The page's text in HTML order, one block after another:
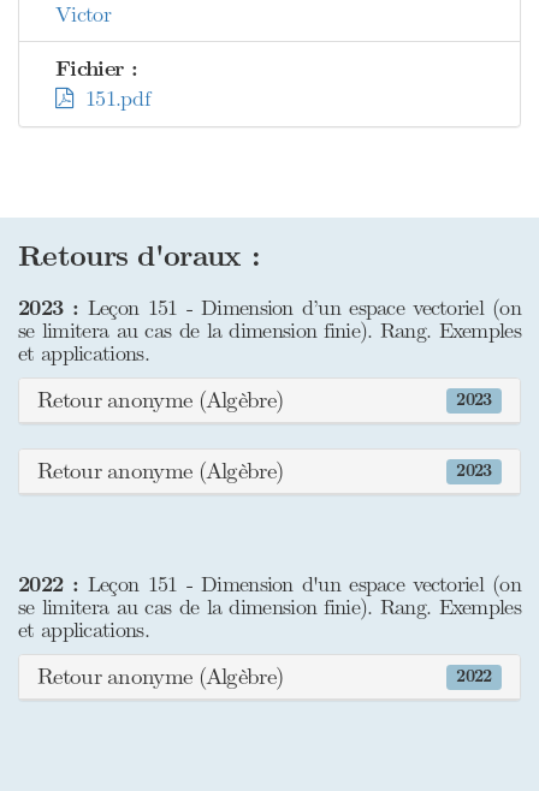
Victor
Fichier :
151.pdf
Retours d'oraux :
2023 : Leçon 151 - Dimension d’un espace vectoriel (on
se limitera au cas de la dimension finie). Rang. Exemples
et applications.
2023
Retour anonyme (Algèbre)
2023
Retour anonyme (Algèbre)
2022 : Leçon 151 - Dimension d'un espace vectoriel (on
se limitera au cas de la dimension finie). Rang. Exemples
et applications.
2022
Retour anonyme (Algèbre)